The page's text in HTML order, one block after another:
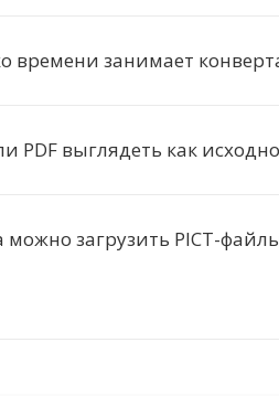
времени занимает
PDF выглядеть как
можно загрузить PICT-